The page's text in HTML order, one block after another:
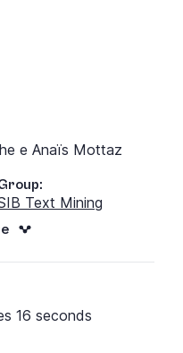
e Anaïs Mottaz
Text Mining
16 seconds